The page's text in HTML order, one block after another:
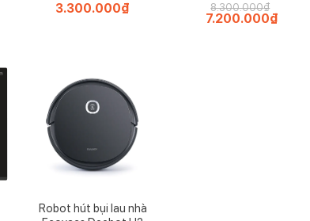
3.300.000₫ 8.300.000₫
Giá
7.200.000₫Giá
Robot hút bụi lau nhà